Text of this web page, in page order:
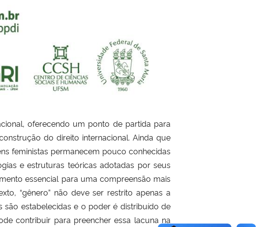
oferecendo um ponto de partida para
do direito internacional. Ainda que
feministas permanecem pouco conhecidas
e estruturas teóricas adotadas por seus
essencial para uma compreensão mais
“gênero” não deve ser restrito apenas a
são estabelecidas e o poder é distribuído de
contribuir para preencher essa lacuna na